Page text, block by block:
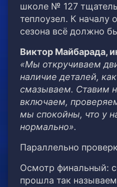
школе № 127
теплоузел. К началу
сезона всё должно
Виктор Майбарада,
«Мы откручиваем
наличие деталей,
смазываем. Ставим
включаем,
мы спокойны, что у
нормально».
Параллельно
Осмотр финальный:
прошла так